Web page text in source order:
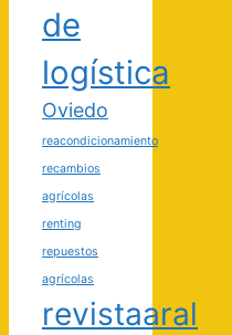
de
logística
Oviedo
reacondicionamiento
recambios
agrícolas
renting
repuestos
agrícolas
revistaaral